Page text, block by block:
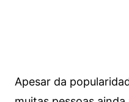
Apesar da